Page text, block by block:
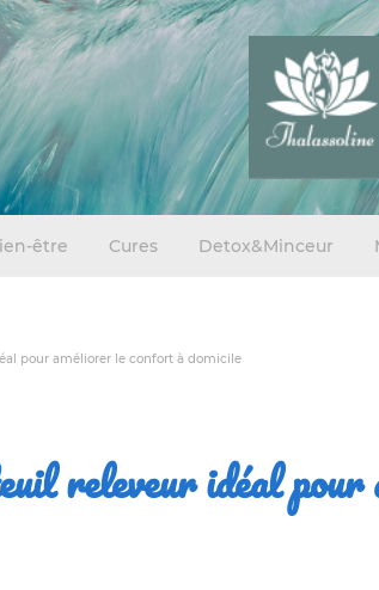
être Cures Detox&Minceur
pour améliorer le confort à domicile
releveur idéal